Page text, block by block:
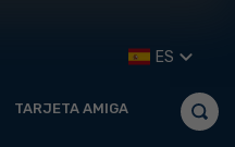
TARJETA AMIGA
ES